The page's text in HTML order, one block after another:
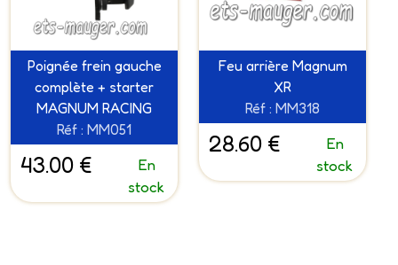
Poignée frein gauche
complète + starter
MAGNUM RACING
Réf : MM051
43.00 €
En
stock
Feu arrière Magnum
XR
Réf : MM318
28.60 €
En
stock